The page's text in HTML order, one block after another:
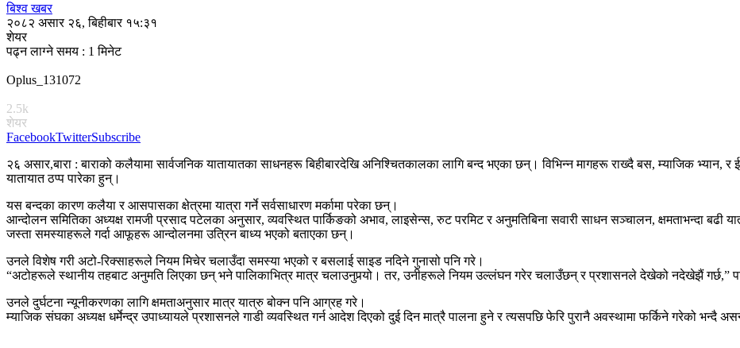
बिश्व खबर
२०८२ असार २६, बिहीबार १५:३१
शेयर
पढ्न लाग्ने समय : 1 मिनेट
Oplus_131072
2.5k
शेयर
FacebookTwitterSubscribe
२६ असार,बारा : बाराको कलैयामा सार्वजनिक यातायातका साधनहरू बिहीबारदेखि अनिश्चितकालका लागि बन्द भएका छन्। विभिन्न मागहरू राख्दै बस, म्याजिक
यातायात ठप्प पारेका हुन्।
यस बन्दका कारण कलैया र आसपासका क्षेत्रमा यात्रा गर्ने सर्वसाधारण मर्कामा परेका छन्।
आन्दोलन समितिका अध्यक्ष रामजी प्रसाद पटेलका अनुसार, व्यवस्थित पार्किङको अभाव, लाइसेन्स, रुट परमिट र अनुमतिबिना सवारी साधन सञ्चालन, क्षमताभन्दा बढी
जस्ता समस्याहरूले गर्दा आफूहरू आन्दोलनमा उत्रिन बाध्य भएको बताएका छन्।
उनले विशेष गरी अटो-रिक्साहरूले नियम मिचेर चलाउँदा समस्या भएको र बसलाई साइड नदिने गुनासो पनि गरे।
“अटोहरूले स्थानीय तहबाट अनुमति लिएका छन् भने पालिकाभित्र मात्र चलाउनुपर्‍यो। तर, उनीहरूले नियम उल्लंघन गरेर चलाउँछन् र प्रशासनले देखेको नदेखेझैं गर्छ,”
उनले दुर्घटना न्यूनीकरणका लागि क्षमताअनुसार मात्र यात्रु बोक्न पनि आग्रह गरे।
म्याजिक संघका अध्यक्ष धर्मेन्द्र उपाध्यायले प्रशासनले गाडी व्यवस्थित गर्न आदेश दिएको दुई दिन मात्रै पालना हुने र त्यसपछि फेरि पुरानै अवस्थामा फर्किने गरेको भन्दै